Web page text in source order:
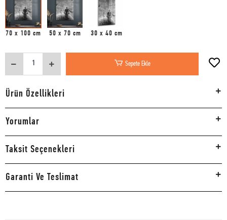
70 x 100 cm 50 x 70 cm 30 x 40 cm
Sepete Ekle
Ürün Özellikleri
Yorumlar
Taksit Seçenekleri
Garanti Ve Teslimat